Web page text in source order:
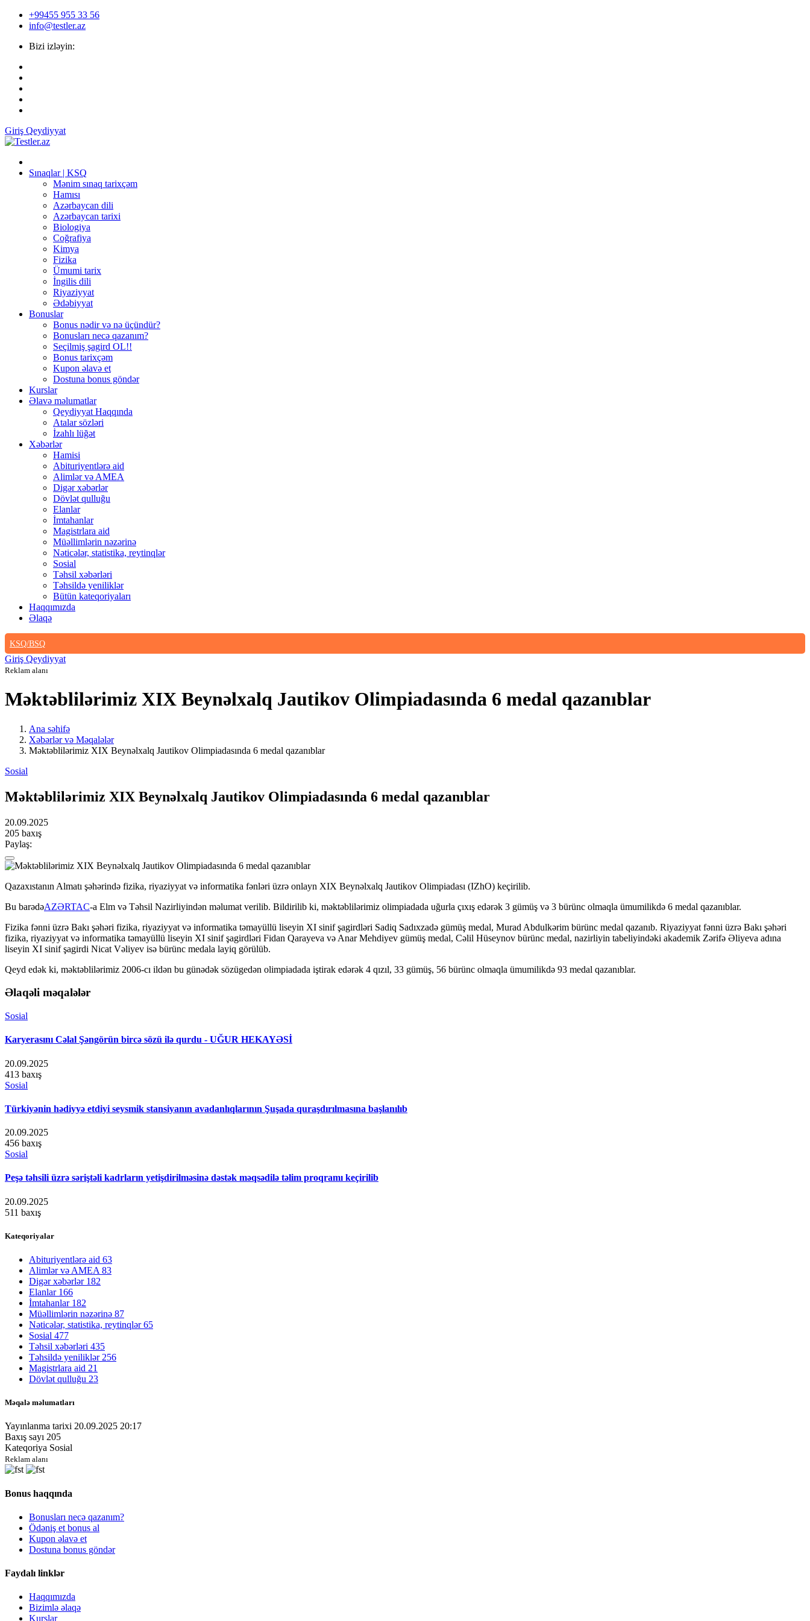
+99455 955 33 56
info@testler.az
Bizi izləyin:
Giriş Qeydiyyat
Sınaqlar | KSQ
Mənim sınaq tarixçəm
Hamısı
Azərbaycan dili
Azərbaycan tarixi
Biologiya
Coğrafiya
Kimya
Fizika
Ümumi tarix
İngilis dili
Riyaziyyat
Ədəbiyyat
Bonuslar
Bonus nədir və nə üçündür?
Bonusları necə qazanım?
Seçilmiş şagird OL!!
Bonus tarixçəm
Kupon əlavə et
Dostuna bonus göndər
Kurslar
Əlavə məlumatlar
Qeydiyyat Haqqında
Atalar sözləri
İzahlı lüğət
Xəbərlər
Hamisi
Abituriyentlərə aid
Alimlər və AMEA
Digər xəbərlər
Dövlət qulluğu
Elanlar
İmtahanlar
Magistrlara aid
Müəllimlərin nəzərinə
Nəticələr, statistika, reytinqlər
Sosial
Təhsil xəbərləri
Təhsildə yeniliklər
Bütün kateqoriyaları
Haqqımızda
Əlaqə
KSQ/BSQ
Giriş Qeydiyyat
Reklam alanı
Məktəblilərimiz XIX Beynəlxalq Jautikov Olimpiadasında 6 medal qazanıblar
Ana səhifə
Xəbərlər və Məqalələr
Məktəblilərimiz XIX Beynəlxalq Jautikov Olimpiadasında 6 medal qazanıblar
Sosial
Məktəblilərimiz XIX Beynəlxalq Jautikov Olimpiadasında 6 medal qazanıblar
20.09.2025
205 baxış
Paylaş:
Qazaxıstanın Almatı şəhərində fizika, riyaziyyat və informatika fənləri üzrə onlayn XIX Beynəlxalq Jautikov Olimpiadası (IZhO) keçirilib.
Bu barədəAZƏRTAC-a Elm və Təhsil Nazirliyindən məlumat verilib. Bildirilib ki, məktəblilərimiz olimpiadada uğurla çıxış edərək 3 gümüş və 3 bürünc olmaqla ümumilikdə 6 medal qazanıblar.
Fizika fənni üzrə Bakı şəhəri fizika, riyaziyyat və informatika təmayüllü liseyin XI sinif şagirdləri Sadiq Sadıxzadə gümüş medal, Murad Abdulkərim bürünc medal qazanıb. Riyaziyyat fənni üzrə Bakı şəhəri
fizika, riyaziyyat və informatika təmayüllü liseyin XI sinif şagirdləri Fidan Qarayeva və Anar Mehdiyev gümüş medal, Cəlil Hüseynov bürünc medal, nazirliyin tabeliyindəki akademik Zərifə Əliyeva adına
liseyin XI sinif şagirdi Nicat Vəliyev isə bürünc medala layiq görülüb.
Qeyd edək ki, məktəblilərimiz 2006-cı ildən bu günədək sözügedən olimpiadada iştirak edərək 4 qızıl, 33 gümüş, 56 bürünc olmaqla ümumilikdə 93 medal qazanıblar.
Əlaqəli məqalələr
Sosial
Karyerasını Cəlal Şəngörün bircə sözü ilə qurdu - UĞUR HEKAYƏSİ
20.09.2025
413 baxış
Sosial
Türkiyənin hədiyyə etdiyi seysmik stansiyanın avadanlıqlarının Şuşada quraşdırılmasına başlanılıb
20.09.2025
456 baxış
Sosial
Peşə təhsili üzrə səriştəli kadrların yetişdirilməsinə dəstək məqsədilə təlim proqramı keçirilib
20.09.2025
511 baxış
Kateqoriyalar
Abituriyentlərə aid 63
Alimlər və AMEA 83
Digər xəbərlər 182
Elanlar 166
İmtahanlar 182
Müəllimlərin nəzərinə 87
Nəticələr, statistika, reytinqlər65
Sosial 477
Təhsil xəbərləri 435
Təhsildə yeniliklər 256
Magistrlara aid 21
Dövlət qulluğu 23
Məqalə məlumatları
Yayınlanma tarixi 20.09.2025 20:17
Baxış sayı 205
Kateqoriya Sosial
Reklam alanı
Bonus haqqında
Bonusları necə qazanım?
Ödəniş et bonus al
Kupon əlavə et
Dostuna bonus göndər
Faydalı linklər
Haqqımızda
Bizimlə əlaqə
Kurslar